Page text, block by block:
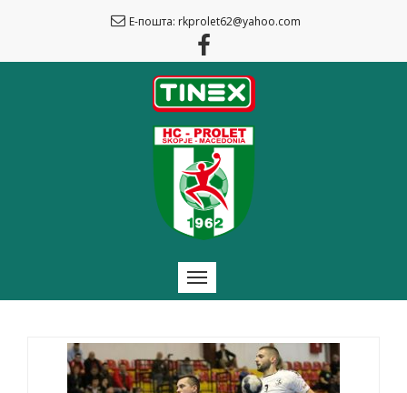
Е-пошта: rkprolet62@yahoo.com